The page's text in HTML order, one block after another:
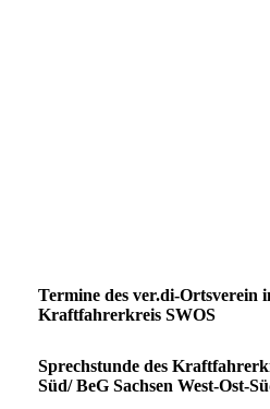
Termine des ver.di-Ortsverein
Kraftfahrerkreis SWOS
Sprechstunde des
Süd/ BeG Sachsen West-Ost-